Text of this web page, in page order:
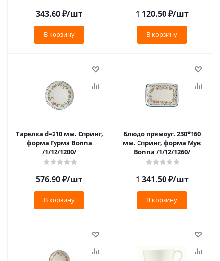
343.60₽/шт
В корзину
1 120.50₽/шт
В корзину
Тарелка d=210 мм. Спринг,
форма Гурмэ Bonna
/1/12/1200/
576.90₽/шт
В корзину
Блюдо прямоуг. 230*160
мм. Спринг, форма Мув
Bonna /1/12/1260/
1 341.50₽/шт
В корзину